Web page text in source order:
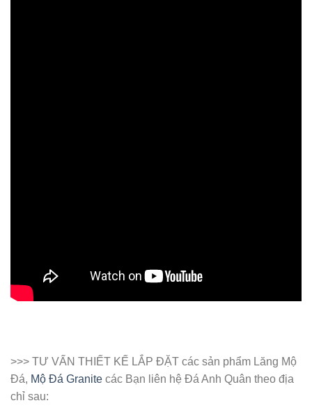
>>> TƯ VẤN THIẾT KẾ LẮP ĐẶT các sản phẩm Lăng Mộ
Đá, Mộ Đá Granite các Bạn liên hệ Đá Anh Quân theo địa
chỉ sau: